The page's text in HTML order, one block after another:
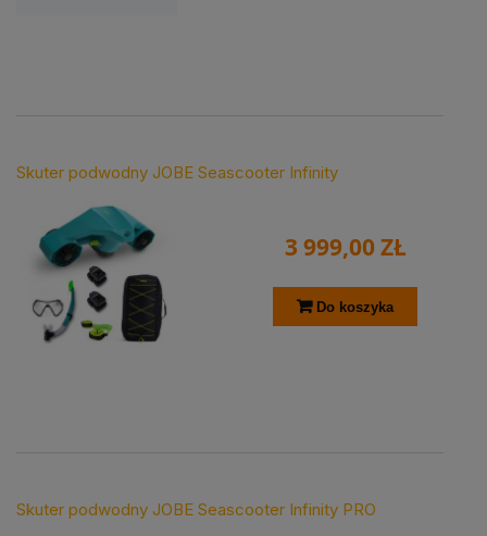
Skuter podwodny JOBE Seascooter Infinity
3 999,00 ZŁ
Do koszyka
Skuter podwodny JOBE Seascooter Infinity PRO